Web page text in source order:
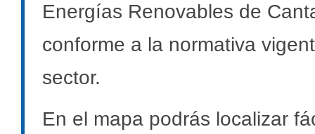
Energías Renovables de
conforme a la normativa
sector.
En el mapa podrás localizar